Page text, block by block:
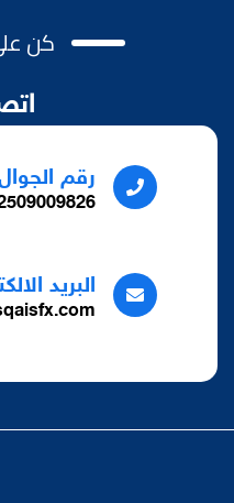
كن
رقم
البريد